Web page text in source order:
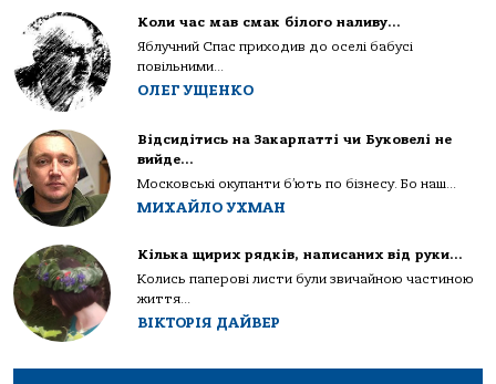
Коли час мав смак білого наливу…
Яблучний Спас приходив до оселі бабусі
повільними...
ОЛЕГ УЩЕНКО
Відсидітись на Закарпатті чи Буковелі не
вийде…
Московські окупанти б’ють по бізнесу. Бо наш...
МИХАЙЛО УХМАН
Кілька щирих рядків, написаних від руки…
Колись паперові листи були звичайною частиною
життя...
ВІКТОРІЯ ДАЙВЕР